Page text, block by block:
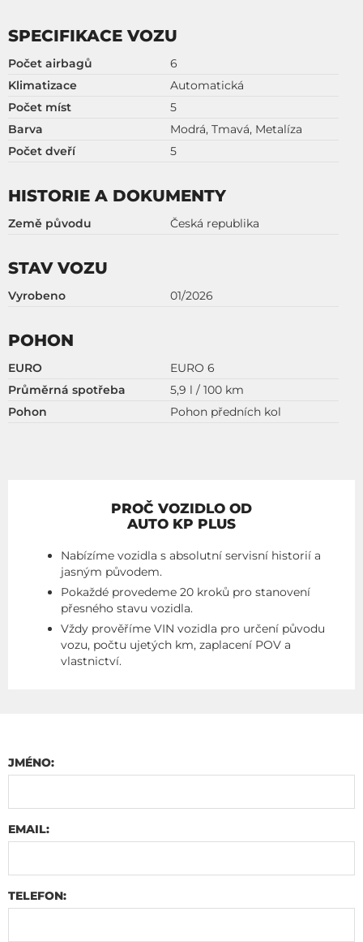
SPECIFIKACE VOZU
Počet airbagů
6
Klimatizace
Automatická
Počet míst
5
Barva
Modrá, Tmavá, Metalíza
Počet dveří
5
HISTORIE A DOKUMENTY
Země původu Česká republika
STAV VOZU
Vyrobeno 01/2026
POHON
EURO
EURO 6
Průměrná spotřeba
5,9 l / 100 km
Pohon
Pohon předních kol
PROČ VOZIDLO OD
AUTO KP PLUS
Nabízíme vozidla s absolutní servisní historií a
jasným původem.
Pokaždé provedeme 20 kroků pro stanovení
přesného stavu vozidla.
Vždy prověříme VIN vozidla pro určení původu
vozu, počtu ujetých km, zaplacení POV a
vlastnictví.
JMÉNO:
EMAIL:
TELEFON: